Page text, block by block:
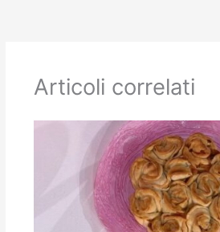
Articoli correlati